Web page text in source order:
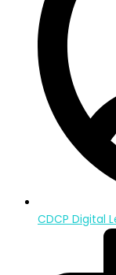
CDCP Digital